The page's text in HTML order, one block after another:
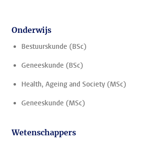
Onderwijs
Bestuurskunde (BSc)
Geneeskunde (BSc)
Health, Ageing and Society (MSc)
Geneeskunde (MSc)
Wetenschappers